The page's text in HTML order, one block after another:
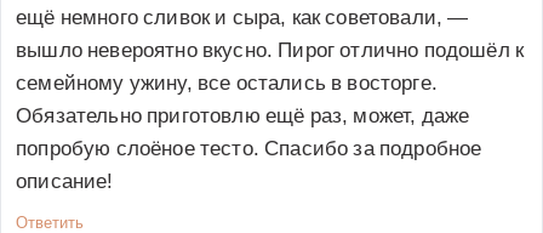
ещё немного сливок и сыра, как советовали, —
вышло невероятно вкусно. Пирог отлично подошёл к
семейному ужину, все остались в восторге.
Обязательно приготовлю ещё раз, может, даже
попробую слоёное тесто. Спасибо за подробное
описание!
Ответить